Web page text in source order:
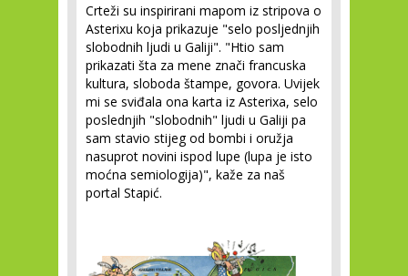
Crteži su inspirirani mapom iz stripova o
Asterixu koja prikazuje "selo posljednjih
slobodnih ljudi u Galiji". "Htio sam
prikazati šta za mene znači francuska
kultura, sloboda štampe, govora. Uvijek
mi se sviđala ona karta iz Asterixa, selo
poslednjih "slobodnih" ljudi u Galiji pa
sam stavio stijeg od bombi i oružja
nasuprot novini ispod lupe (lupa je isto
moćna semiologija)", kaže za naš
portal Stapić.